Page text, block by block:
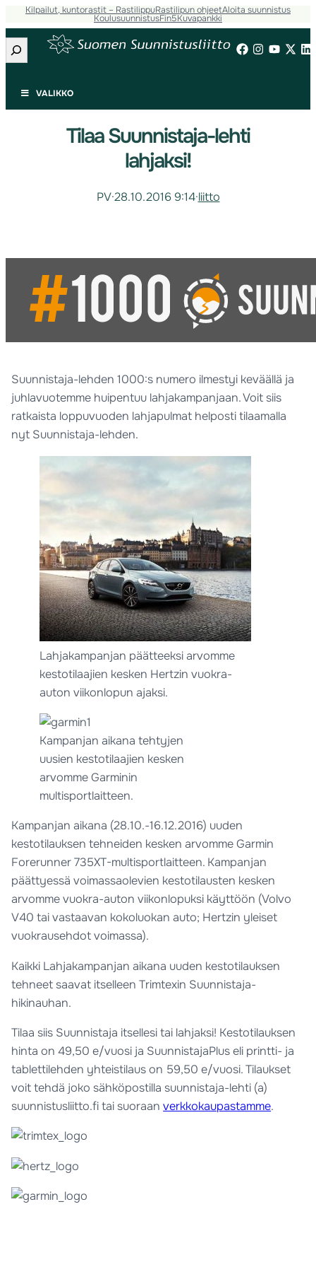
Kilpailut, kuntorastit – RastilippuRastilipun ohjeetAloita suunnistus
KoulusuunnistusFin5Kuvapankki
Etsi
VALIKKO
Tilaa Suunnistaja-lehti
lahjaksi!
PV·28.10.2016 9:14·liitto
Suunnistaja-lehden 1000:s numero ilmestyi keväällä ja
juhlavuotemme huipentuu lahjakampanjaan. Voit siis
ratkaista loppuvuoden lahjapulmat helposti tilaamalla
nyt Suunnistaja-lehden.
Lahjakampanjan päätteeksi arvomme
kestotilaajien kesken Hertzin vuokra-
auton viikonlopun ajaksi.
Kampanjan aikana tehtyjen
uusien kestotilaajien kesken
arvomme Garminin
multisportlaitteen.
Kampanjan aikana (28.10.-16.12.2016) uuden
kestotilauksen tehneiden kesken arvomme Garmin
Forerunner 735XT-multisportlaitteen. Kampanjan
päättyessä voimassaolevien kestotilausten kesken
arvomme vuokra-auton viikonlopuksi käyttöön (Volvo
V40 tai vastaavan kokoluokan auto; Hertzin yleiset
vuokrausehdot voimassa).
Kaikki Lahjakampanjan aikana uuden kestotilauksen
tehneet saavat itselleen Trimtexin Suunnistaja-
hikinauhan.
Tilaa siis Suunnistaja itsellesi tai lahjaksi! Kestotilauksen
hinta on 49,50 e/vuosi ja SuunnistajaPlus eli printti- ja
tablettilehden yhteistilaus on 59,50 e/vuosi. Tilaukset
voit tehdä joko sähköpostilla suunnistaja-lehti (a)
suunnistusliitto.fi tai suoraanverkkokaupastamme.